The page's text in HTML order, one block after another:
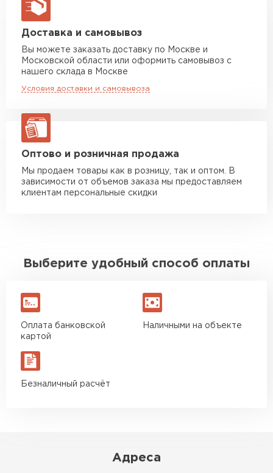
макс. длина груза 13,5 м
Манипулятор до 5 тн
Манипулятор до 10 тн
макс. длина груза 8 м
макс. длина груза 13,5 м
ЗАКАЗАТЬ С ДОСТАВКОЙ
Доставка и самовывоз
Вы можете заказать доставку по Москве и
Московской области или оформить самовывоз с
нашего склада в Москве
Условия доставки и самовывоза
Оптово и розничная продажа
Мы продаем товары как в розницу, так и оптом. В
зависимости от объемов заказа мы предоставляем
клиентам персональные скидки
Выберите удобный способ оплаты
Оплата банковской
картой
Наличными на объекте
Безналичный расчёт
Адреса